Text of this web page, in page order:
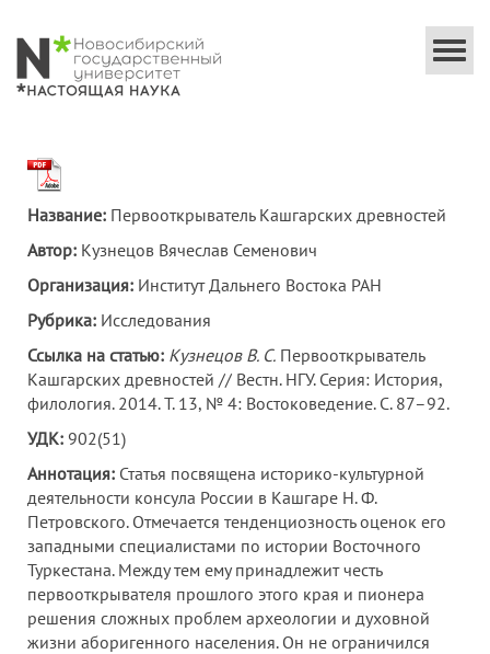
Название: Первооткрыватель Кашгарских древностей
Автор: Кузнецов Вячеслав Семенович
Организация: Институт Дальнего Востока РАН
Рубрика: Исследования
Ссылка на статью: Кузнецов В. С. Первооткрыватель
Кашгарских древностей // Вестн. НГУ. Серия: История,
филология. 2014. Т. 13, № 4: Востоковедение. С. 87–92.
УДК: 902(51)
Аннотация: Статья посвящена историко-культурной
деятельности консула России в Кашгаре Н. Ф.
Петровского. Отмечается тенденциозность оценок его
западными специалистами по истории Восточного
Туркестана. Между тем ему принадлежит честь
первооткрывателя прошлого этого края и пионера
решения сложных проблем археологии и духовной
жизни аборигенного населения. Он не ограничился